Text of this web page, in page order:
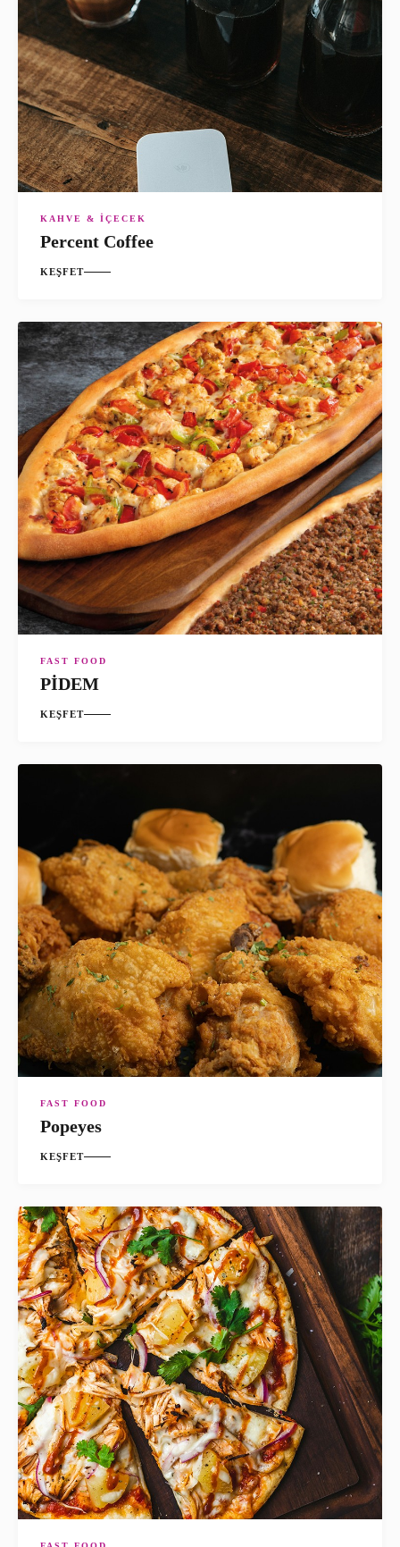
KAHVE & İÇECEK
Percent Coffee
KEŞFET
FAST FOOD
PİDEM
KEŞFET
FAST FOOD
Popeyes
KEŞFET